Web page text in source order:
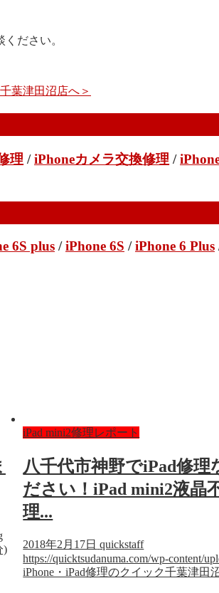
ださい。
葉津田沼店へ＞
理 /iPhoneカメラ交換修理 /
6S plus /iPhone 6S /iPhone 6 Plus
)
iPad mini2修理レポート
八千代市神野でiPad修理
ださい！iPad mini2液晶
理...
2018年2月17日 quickstaff
https://quicktsudanuma.com/wp-content/
iPhone・iPad修理のクイック千葉津田